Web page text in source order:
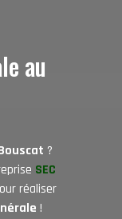
au
?
SEC
réaliser
!